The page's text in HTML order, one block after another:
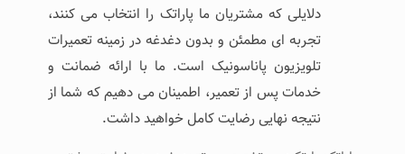
دلایلی که مشتریان ما پاراتک را انتخاب می ‌کنند،
تجربه‌ ای مطمئن و بدون دغدغه در زمینه تعمیرات
تلویزیون پاناسونیک است. ما با ارائه ضمانت و
خدمات پس از تعمیر، اطمینان می ‌دهیم که شما از
نتیجه نهایی رضایت کامل خواهید داشت.